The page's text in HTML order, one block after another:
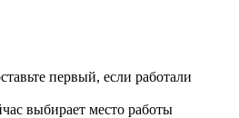
первый, если работали
выбирает место работы